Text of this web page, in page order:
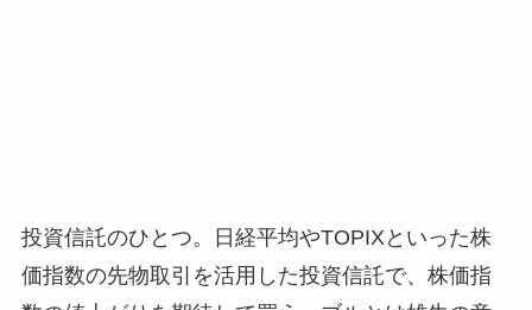
投資信託のひとつ。日経平均やTOPIXといった株
価指数の先物取引を活用した投資信託で、株価指